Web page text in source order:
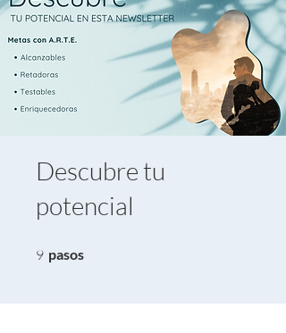
Descubre tu
potencial
9 pasos